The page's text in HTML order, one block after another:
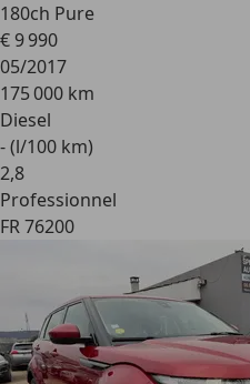
180ch Pure
€ 9 990
05/2017
175 000 km
Diesel
- (l/100 km)
2,8
Professionnel
FR 76200